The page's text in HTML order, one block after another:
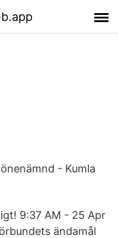
- Kumla
9:37 AM - 25 Apr
ändamål